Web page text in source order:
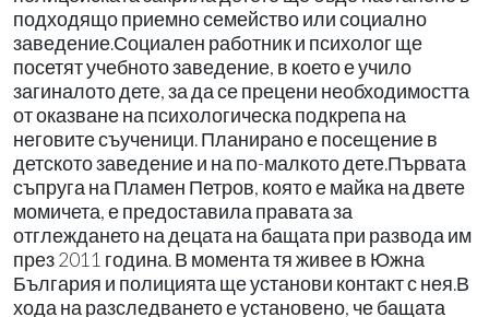
подходящо приемно семейство или социално
заведение.Социален работник и психолог ще
посетят учебното заведение, в което е учило
загиналото дете, за да се прецени необходимостта
от оказване на психологическа подкрепа на
неговите съученици. Планирано е посещение в
детското заведение и на по-малкото дете.Първата
съпруга на Пламен Петров, която е майка на двете
момичета, е предоставила правата за
отглеждането на децата на бащата при развода им
през 2011 година. В момента тя живее в Южна
България и полицията ще установи контакт с нея.В
хода на разследването е установено, че бащата